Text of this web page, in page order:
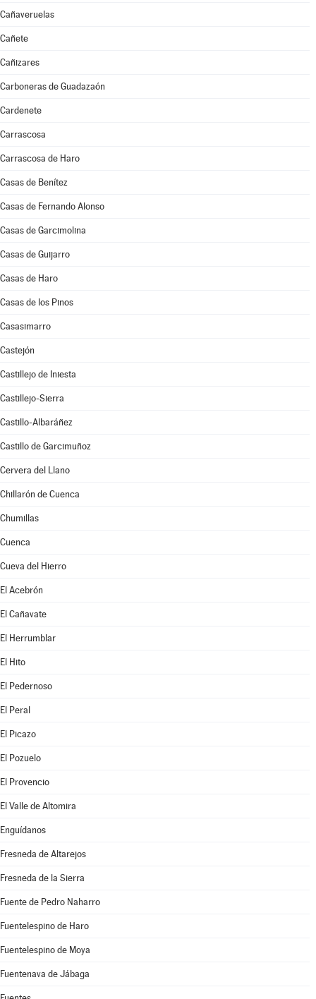
Cañaveruelas
Cañete
Cañizares
Carboneras de Guadazaón
Cardenete
Carrascosa
Carrascosa de Haro
Casas de Benítez
Casas de Fernando Alonso
Casas de Garcimolina
Casas de Guijarro
Casas de Haro
Casas de los Pinos
Casasimarro
Castejón
Castillejo de Iniesta
Castillejo-Sierra
Castillo-Albaráñez
Castillo de Garcimuñoz
Cervera del Llano
Chillarón de Cuenca
Chumillas
Cuenca
Cueva del Hierro
El Acebrón
El Cañavate
El Herrumblar
El Hito
El Pedernoso
El Peral
El Picazo
El Pozuelo
El Provencio
El Valle de Altomira
Enguídanos
Fresneda de Altarejos
Fresneda de la Sierra
Fuente de Pedro Naharro
Fuentelespino de Haro
Fuentelespino de Moya
Fuentenava de Jábaga